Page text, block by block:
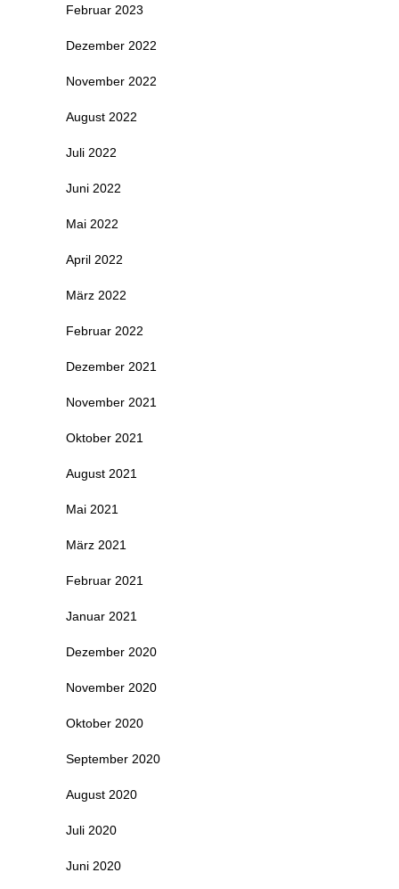
Februar 2023
Dezember 2022
November 2022
August 2022
Juli 2022
Juni 2022
Mai 2022
April 2022
März 2022
Februar 2022
Dezember 2021
November 2021
Oktober 2021
August 2021
Mai 2021
März 2021
Februar 2021
Januar 2021
Dezember 2020
November 2020
Oktober 2020
September 2020
August 2020
Juli 2020
Juni 2020